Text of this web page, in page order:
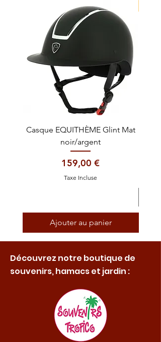
Casque EQUITHÈME Glint Mat
noir/argent
Prix
159,00 €
Taxe Incluse
Ajouter au panier
Découvrez notre boutique de
souvenirs, hamacs et jardin :